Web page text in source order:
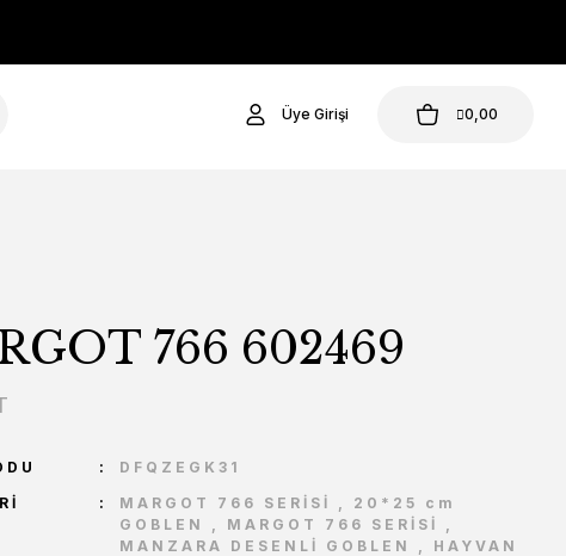
Üye Girişi 0,00
766 602469
DFQZEGK31
MARGOT 766 SERİSİ , 20*25 cm
GOBLEN
, MARGOT 766 SERİSİ
,
MANZARA DESENLİ GOBLEN
, HAYVAN